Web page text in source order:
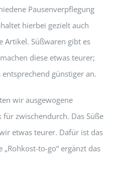
Pausenverpflegung
hierbei gezielt auch
Artikel. Süßwaren gibt es
diese etwas teurer;
günstiger an.
wir ausgewogene
für zwischendurch. Das Süße
etwas teurer. Dafür ist das
to-go“ ergänzt das